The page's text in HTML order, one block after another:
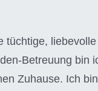
tüchtige,
Betreuung bin
Zuhause. Ich